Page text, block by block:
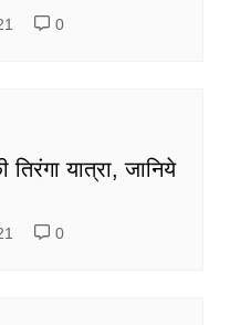
0
तिरंगा यात्रा, जानिये
0